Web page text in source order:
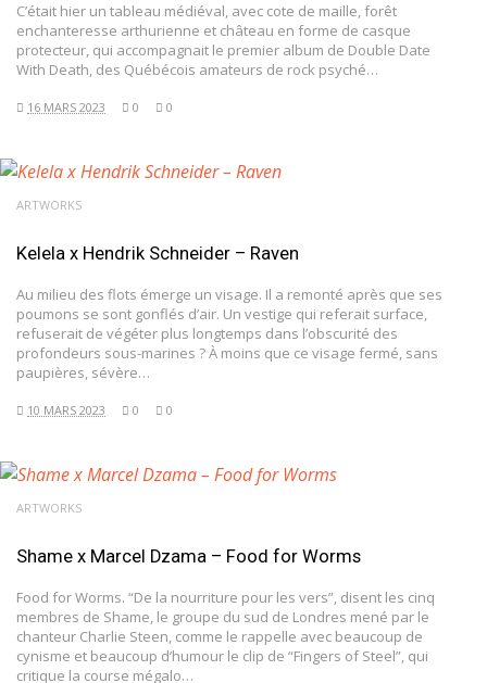
C’était hier un tableau médiéval, avec cote de maille, forêt
enchanteresse arthurienne et château en forme de casque
protecteur, qui accompagnait le premier album de Double Date
With Death, des Québécois amateurs de rock psyché…
16 MARS 2023 0 0
ARTWORKS
Kelela x Hendrik Schneider – Raven
Au milieu des flots émerge un visage. Il a remonté après que ses
poumons se sont gonflés d’air. Un vestige qui referait surface,
refuserait de végéter plus longtemps dans l’obscurité des
profondeurs sous-marines ? À moins que ce visage fermé, sans
paupières, sévère…
10 MARS 2023 0 0
ARTWORKS
Shame x Marcel Dzama – Food for Worms
Food for Worms. “De la nourriture pour les vers”, disent les cinq
membres de Shame, le groupe du sud de Londres mené par le
chanteur Charlie Steen, comme le rappelle avec beaucoup de
cynisme et beaucoup d’humour le clip de “Fingers of Steel”, qui
critique la course mégalo…